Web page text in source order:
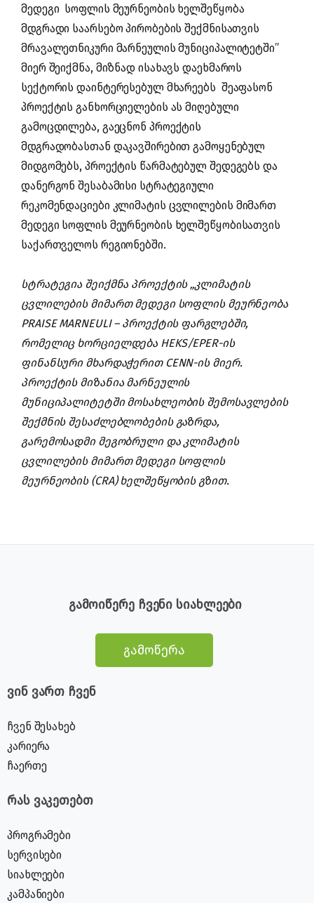
მედეგი სოფლის მეურნეობის ხელშეწყობა
მდგრადი საარსებო პირობების შექმნისათვის
მრავალეთნიკური მარნეულის მუნიციპალიტეტში”
მიერ შეიქმნა, მიზნად ისახავს დაეხმაროს
სექტორის დაინტერესებულ მხარეებს შეაფასონ
პროექტის განხორციელების ას მიღებული
გამოცდილება, გაეცნონ პროექტის
მდგრადობასთან დაკავშირებით გამოყენებულ
მიდგომებს, პროექტის წარმატებულ შედეგებს და
დანერგონ შესაბამისი სტრატეგიული
რეკომენდაციები კლიმატის ცვლილების მიმართ
მედეგი სოფლის მეურნეობის ხელშეწყობისათვის
საქართველოს რეგიონებში.
სტრატეგია შეიქმნა პროექტის „კლიმატის
ცვლილების მიმართ მედეგი სოფლის მეურნეობა
PRAISE MARNEULI – პროექტის ფარგლებში,
რომელიც ხორციელდება HEKS/EPER-ის
ფინანსური მხარდაჭერით CENN-ის მიერ.
პროექტის მიზანია მარნეულის
მუნიციპალიტეტში მოსახლეობის შემოსავლების
შექმნის შესაძლებლობების გაზრდა,
გარემოსადმი მეგობრული და კლიმატის
ცვლილების მიმართ მედეგი სოფლის
მეურნეობის (CRA) ხელშეწყობის გზით.
გამოიწერე ჩვენი სიახლეები
გამოწერა
ვინ ვართ ჩვენ
ჩვენ შესახებ
კარიერა
ჩაერთე
რას ვაკეთებთ
პროგრამები
სერვისები
სიახლეები
კამპანიები